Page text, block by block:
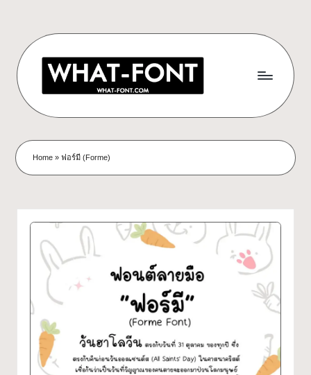
content
า
ว
โ
ห
ล
ด
ฟ
อ
ฟอนต์
ฟรี!
รวม
สวยๆ
ใช้ได้
ทุก
โปร
เจ
What-
Font
Home »ฟอร์มี (Forme)